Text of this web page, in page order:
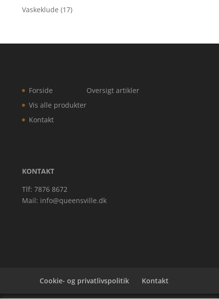
Vaskeklude (17)
Forside
Vis alle produkter
Kontakt
Oversigt artikler
KONTAKT
Tlf: 7876 8672
Mail: info@queensville.dk
Cookie- og privatlivspolitik Kontakt